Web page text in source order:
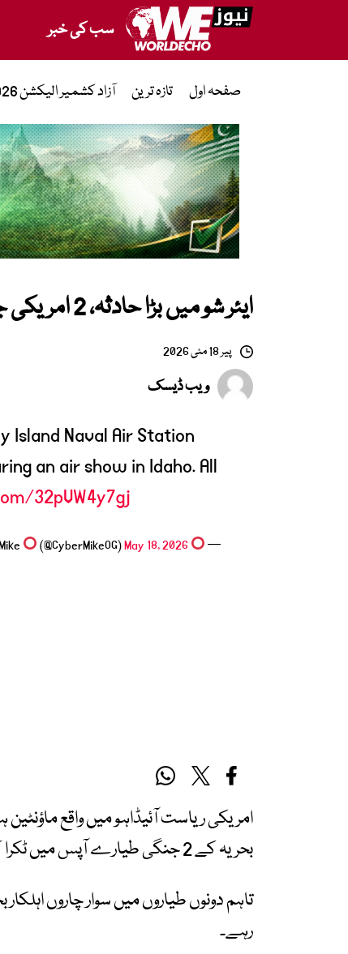
سب کی خبر
صفحہ اول تازہ ترین آزاد کشمیر الیکشن 2026
ایئر شو میں بڑا حادثہ، 2 امریکی جنگی طیارے گر کر تباہ
پیر 18 مئی 2026
ویب ڈیسک
Island Naval Air Station
an air show in Idaho. All
32pVW4y7gj
—
CyberMike
(@CyberMikeOG)May 18, 2026
امریکی ریاست آئیڈاہو میں واقع
بحریہ کے 2 جنگی طیارے آپس میں ٹکرا کر تباہ ہوگئے۔
تاہم دونوں طیاروں میں سوار چاروں
رہے۔